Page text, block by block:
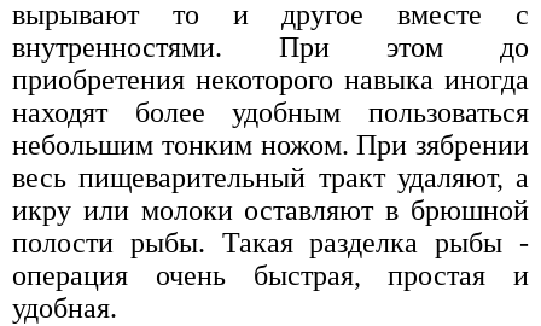
вырывают то и другое вместе с
внутренностями. При этом до
приобретения некоторого навыка иногда
находят более удобным пользоваться
небольшим тонким ножом. При зябрении
весь пищеварительный тракт удаляют, а
икру или молоки оставляют в брюшной
полости рыбы. Такая разделка рыбы -
операция очень быстрая, простая и
удобная.